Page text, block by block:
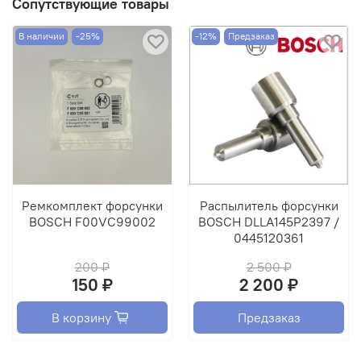
Сопутствующие товары
В наличии -25%
Ремкомплект форсунки
BOSCH F00VC99002
200 ₽
150 ₽
В корзину
-12% Предзаказ
Распылитель форсунки
BOSCH DLLA145P2397 /
0445120361
2 500 ₽
2 200 ₽
Предзаказ